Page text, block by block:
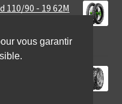
110/90 - 19 62M
18 70Q TL
vous garantir